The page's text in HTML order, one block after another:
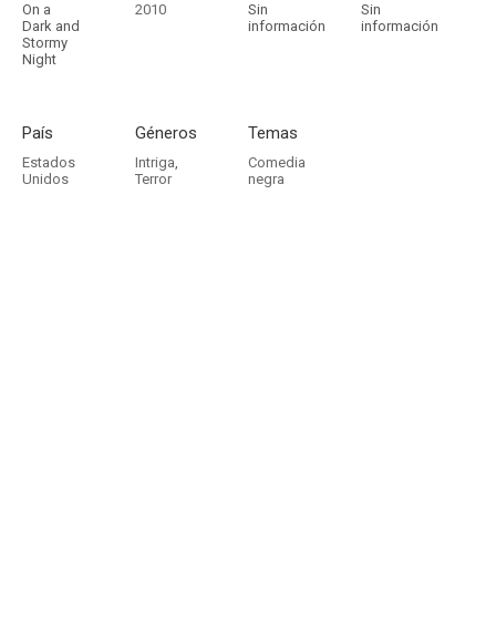
On a
Dark and
Stormy
Night
2010
Sin
información
Sin
información
País
Estados
Unidos
Géneros
Intriga,
Terror
Temas
Comedia
negra